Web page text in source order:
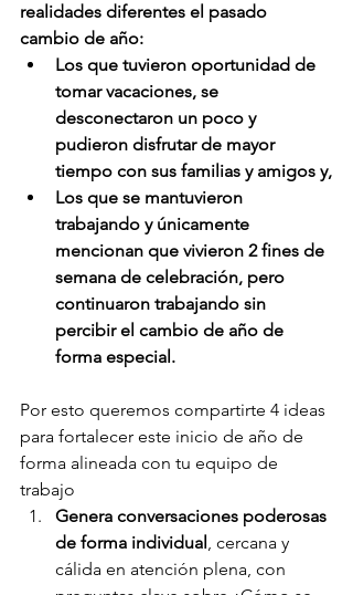
realidades diferentes el pasado
cambio de año:
Los que tuvieron oportunidad de
tomar vacaciones, se
desconectaron un poco y
pudieron disfrutar de mayor
tiempo con sus familias y amigos y,
Los que se mantuvieron
trabajando y únicamente
mencionan que vivieron 2 fines de
semana de celebración, pero
continuaron trabajando sin
percibir el cambio de año de
forma especial.
Por esto queremos compartirte 4 ideas
para fortalecer este inicio de año de
forma alineada con tu equipo de
trabajo
Genera conversaciones poderosas
de forma individual , cercana y
cálida en atención plena, con